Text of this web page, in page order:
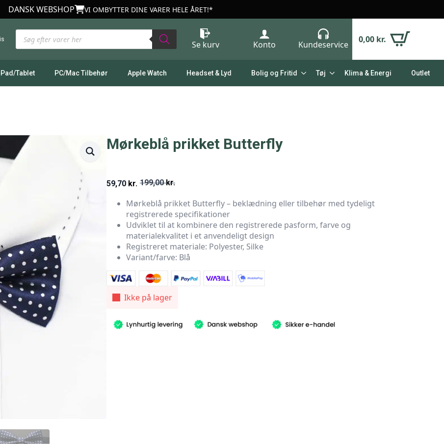
DANSK WEBSHOP VI OMBYTTER DINE VARER HELE ÅRET!*
Products
search Se kurv Konto Kundeservice 0,00 kr.
Tablet PC/Mac Tilbehør Apple Watch Headset & Lyd Bolig og Fritid Tøj Klima & Energi Outlet
Mørkeblå prikket Butterfly
199,00kr.
Den
oprindelige
pris
var:
199,00 kr..
59,70 kr.
Den
aktuelle
pris
er:
59,70 kr..
Mørkeblå prikket Butterfly – beklædning eller tilbehør med tydeligt
registrerede specifikationer
Udviklet til at kombinere den registrerede pasform, farve og
materialekvalitet i et anvendeligt design
Registreret materiale: Polyester, Silke
Variant/farve: Blå
Ikke på lager